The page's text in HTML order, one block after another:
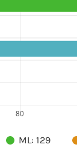
ML: 129